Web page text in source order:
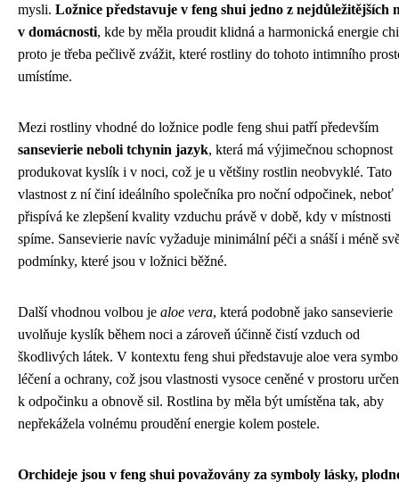
mysli. Ložnice představuje v feng shui jedno z nejdůležitějších
v domácnosti, kde by měla proudit klidná a harmonická energie
proto je třeba pečlivě zvážit, které rostliny do tohoto intimního
umístíme.
Mezi rostliny vhodné do ložnice podle feng shui patří především
sansevierie neboli tchynin jazyk, která má výjimečnou schopnost
produkovat kyslík i v noci, což je u většiny rostlin neobvyklé. Tato
vlastnost z ní činí ideálního společníka pro noční odpočinek, neboť
přispívá ke zlepšení kvality vzduchu právě v době, kdy v místnosti
spíme. Sansevierie navíc vyžaduje minimální péči a snáší i méně
podmínky, které jsou v ložnici běžné.
Další vhodnou volbou je aloe vera, která podobně jako sansevierie
uvolňuje kyslík během noci a zároveň účinně čistí vzduch od
škodlivých látek. V kontextu feng shui představuje aloe vera
léčení a ochrany, což jsou vlastnosti vysoce ceněné v prostoru
k odpočinku a obnově sil. Rostlina by měla být umístěna tak, aby
nepřekážela volnému proudění energie kolem postele.
Orchideje jsou v feng shui považovány za symboly lásky,